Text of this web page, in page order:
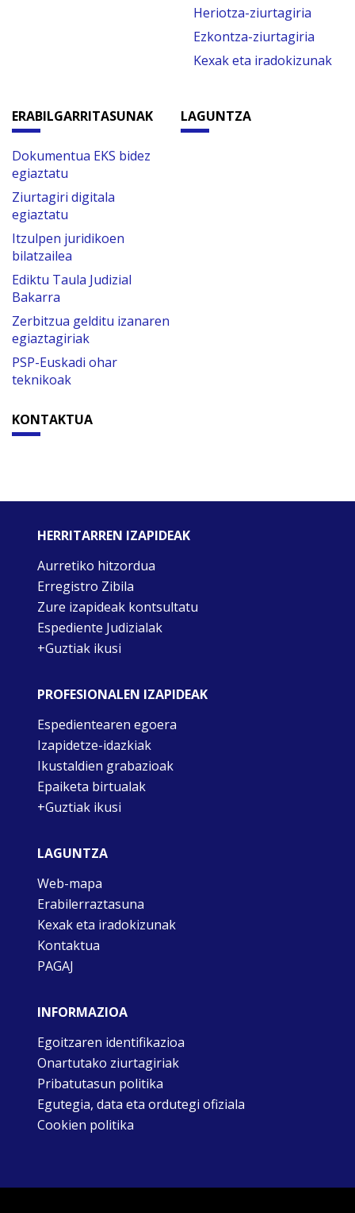
Heriotza-ziurtagiria
Ezkontza-ziurtagiria
Kexak eta iradokizunak
ERABILGARRITASUNAK
Dokumentua EKS bidez
egiaztatu
Ziurtagiri digitala
egiaztatu
Itzulpen juridikoen
bilatzailea
Ediktu Taula Judizial
Bakarra
Zerbitzua gelditu izanaren
egiaztagiriak
PSP-Euskadi ohar
teknikoak
LAGUNTZA
KONTAKTUA
HERRITARREN IZAPIDEAK
Aurretiko hitzordua
Erregistro Zibila
Zure izapideak kontsultatu
Espediente Judizialak
+Guztiak ikusi
PROFESIONALEN IZAPIDEAK
Espedientearen egoera
Izapidetze-idazkiak
Ikustaldien grabazioak
Epaiketa birtualak
+Guztiak ikusi
LAGUNTZA
Web-mapa
Erabilerraztasuna
Kexak eta iradokizunak
Kontaktua
PAGAJ
INFORMAZIOA
Egoitzaren identifikazioa
Onartutako ziurtagiriak
Pribatutasun politika
Egutegia, data eta ordutegi ofiziala
Cookien politika